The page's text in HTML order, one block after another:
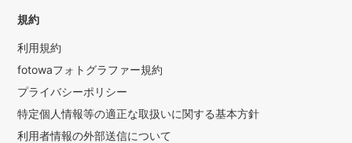
規約
利用規約
fotowaフォトグラファー規約
プライバシーポリシー
特定個人情報等の適正な取扱いに関する基本方針
利用者情報の外部送信について